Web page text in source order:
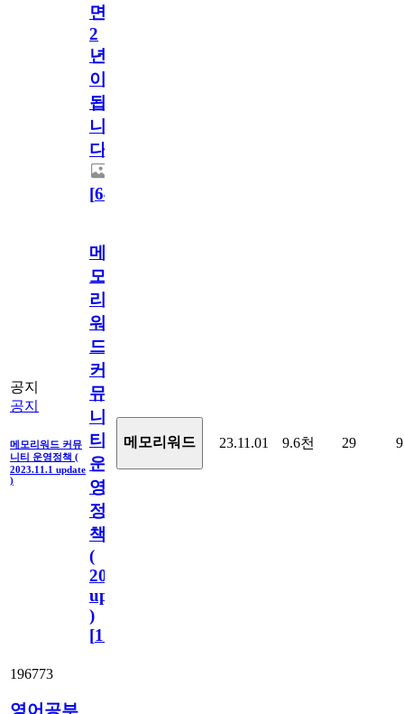
면
2
년
이
됩
니
다.
[64
공지
공지
메모리워드 커뮤
니티 운영정책 (
2023.11.1 update
)
메
모
리
워
드
커
뮤
니
티
운
영
정
책
(
2023.11.1
update
)
[110
메모리워드 23.11.01 9.6천 29 9
196773